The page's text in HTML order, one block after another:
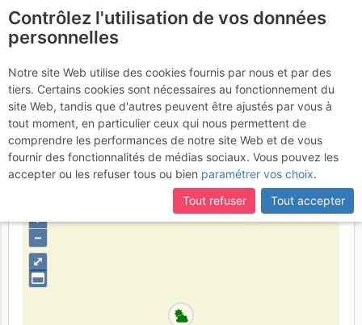
Vallée d'Ailefroide -
Poire d'Ailefroide : Écrins
total
Mardi 15 août 2017
Hautes-Alpes
⤢
+
–
Contrôlez l'utilisation de vos données
personnelles
Notre site Web utilise des cookies fournis par nous et par des
tiers. Certains cookies sont nécessaires au fonctionnement du
site Web, tandis que d'autres peuvent être ajustés par vous à
tout moment, en particulier ceux qui nous permettent de
comprendre les performances de notre site Web et de vous
fournir des fonctionnalités de médias sociaux. Vous pouvez les
accepter ou les refuser tous ou bien paramétrer vos choix.
Tout refuser
Tout accepter